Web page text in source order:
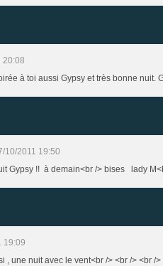
20:08
à toi aussi Gypsy et très bonne nuit.
10/2011 19:50
Gypsy !! à demain<br /> bises lady
19:09
, une nuit avec le vent<br /> <br /> <br />